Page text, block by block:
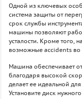
Одной из ключевых
система защиты от
срок службы
машины позволяют
усталости. Кроме того,
возможные accidents во
Машина обеспечивает
благодаря высокой
делает ее идеальной
Установите диск